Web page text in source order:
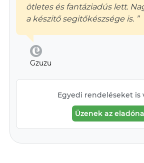
ötletes és fantáziadús lett.
a készitő segitőkészsége is. ”
Gzuzu
Egyedi rendeléseket is
Üzenek az